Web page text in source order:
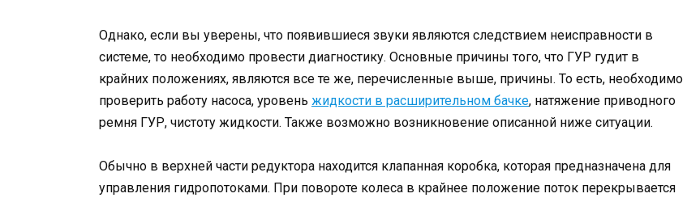
Однако, если вы уверены, что появившиеся звуки являются следствием неисправности в
системе, то необходимо провести диагностику. Основные причины того, что ГУР гудит в
крайних положениях, являются все те же, перечисленные выше, причины. То есть, необходимо
проверить работу насоса, уровень жидкости в расширительном бачке, натяжение приводного
ремня ГУР, чистоту жидкости. Также возможно возникновение описанной ниже ситуации.
Обычно в верхней части редуктора находится клапанная коробка, которая предназначена для
управления гидропотоками. При повороте колеса в крайнее положение поток перекрывается